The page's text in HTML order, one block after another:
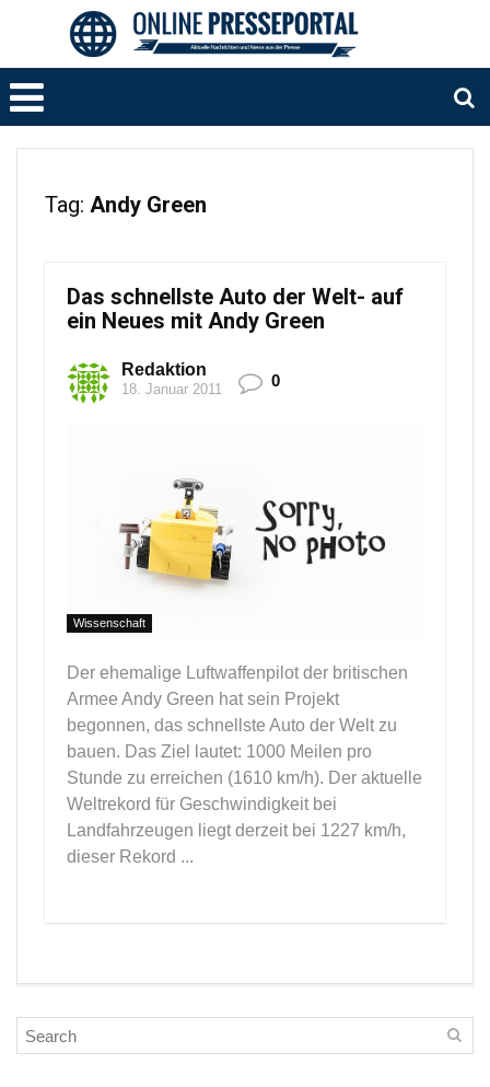
Tag: Andy Green
Das schnellste Auto der Welt- auf
ein Neues mit Andy Green
Redaktion
18. Januar 2011 0
Wissenschaft
Der ehemalige Luftwaffenpilot der britischen
Armee Andy Green hat sein Projekt
begonnen, das schnellste Auto der Welt zu
bauen. Das Ziel lautet: 1000 Meilen pro
Stunde zu erreichen (1610 km/h). Der aktuelle
Weltrekord für Geschwindigkeit bei
Landfahrzeugen liegt derzeit bei 1227 km/h,
dieser Rekord ...